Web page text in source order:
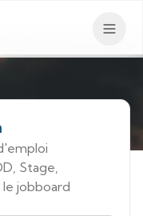
Stage,
jobboard